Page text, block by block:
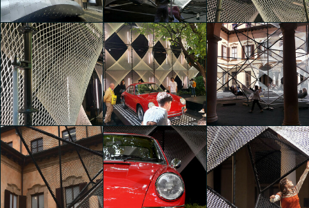
Sartori
Sartori
Sartori
The Art of Dreams
Luca Andrè Nunez
Cerquera
The Art of Dreams
Luca Andrè Nunez
Cerquera
The Art of Dreams
Luca Andrè Nunez
Cerquera
The Art of Dreams
Luca Andrè Nunez
The Art of Dreams
Luca Andrè Nunez
The Art of Dreams
Luca Andrè Nunez